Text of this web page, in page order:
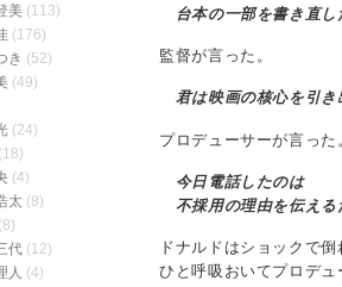
台本の一部を書き直し
監督が言った。
君は映画の核心を引き
プロデューサーが言った
今日電話したのは
不採用の理由を伝える
ドナルドはショックで倒
ひと呼吸おいてプロデュ
美 (113)
(176)
き (52)
(49)
(24)
(18)
(4)
太 (8)
(8)
代 (12)
人 (4)